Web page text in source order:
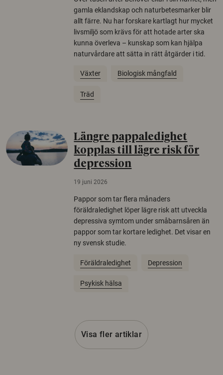
gamla eklandskap och naturbetesmarker blir
allt färre. Nu har forskare kartlagt hur mycket
livsmiljö som krävs för att hotade arter ska
kunna överleva – kunskap som kan hjälpa
naturvårdare att sätta in rätt åtgärder i tid.
Växter Biologisk mångfald
Träd
Längre pappaledighet
kopplas till lägre risk för
depression
19 juni 2026
Pappor som tar flera månaders
föräldraledighet löper lägre risk att utveckla
depressiva symtom under småbarnsåren än
pappor som tar kortare ledighet. Det visar en
ny svensk studie.
Föräldraledighet Depression
Psykisk hälsa
Visa fler artiklar